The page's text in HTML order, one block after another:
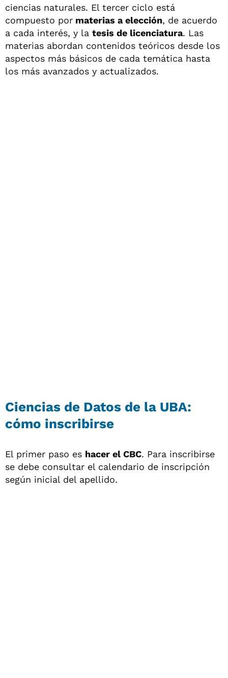
ciencias naturales. El tercer ciclo está
compuesto por materias a elección, de acuerdo
a cada interés, y la tesis de licenciatura. Las
materias abordan contenidos teóricos desde los
aspectos más básicos de cada temática hasta
los más avanzados y actualizados.
Ciencias de Datos de la UBA:
cómo inscribirse
El primer paso es hacer el CBC. Para inscribirse
se debe consultar el calendario de inscripción
según inicial del apellido.